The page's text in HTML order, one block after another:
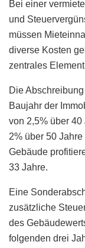
Bei einer
und
müssen
diverse Kosten
zentrales
Die
Baujahr der
von 2,5% über
2% über 50
Gebäude
33 Jahre.
Eine
zusätzliche
des
folgenden drei